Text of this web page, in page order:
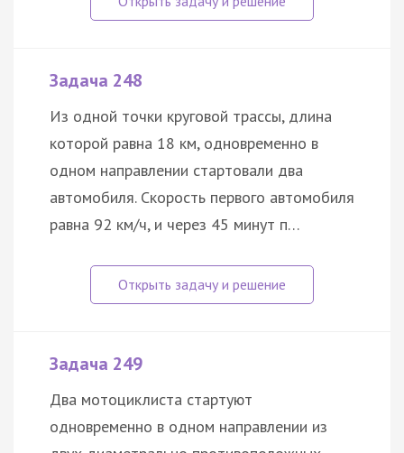
Задача 248
Из одной точки круговой трассы, длина
которой равна 18 км, одновременно в
одном направлении стартовали два
автомобиля. Скорость первого автомобиля
равна 92 км/ч, и через 45 минут п…
Задача 249
Два мотоциклиста стартуют
одновременно в одном направлении из